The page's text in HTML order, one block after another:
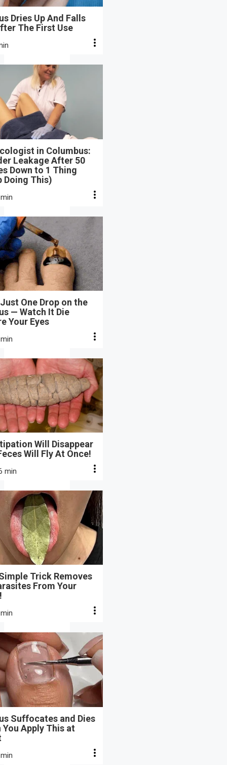
Dries Up And Falls
The First Use
in Columbus:
Leakage After 50
Down to 1 Thing
Doing This)
One Drop on the
— Watch It Die
Your Eyes
Will Disappear
Will Fly At Once!
min
Trick Removes
From Your
Suffocates and Dies
You Apply This at